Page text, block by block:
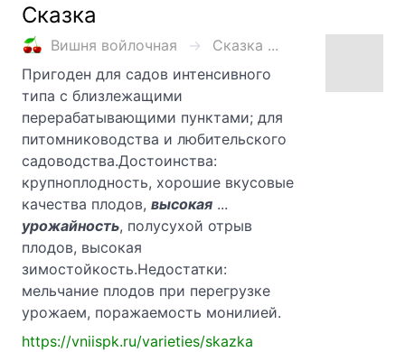
Сказка
Вишня войлочная
Сказка ...
Пригоден для садов интенсивного
типа с близлежащими
перерабатывающими пунктами; для
питомниководства и любительского
садоводства.Достоинства:
крупноплодность, хорошие вкусовые
качества плодов, высокая ...
урожайность, полусухой отрыв
плодов, высокая
зимостойкость.Недостатки:
мельчание плодов при перегрузке
урожаем, поражаемость монилией.
https://vniispk.ru/varieties/skazka